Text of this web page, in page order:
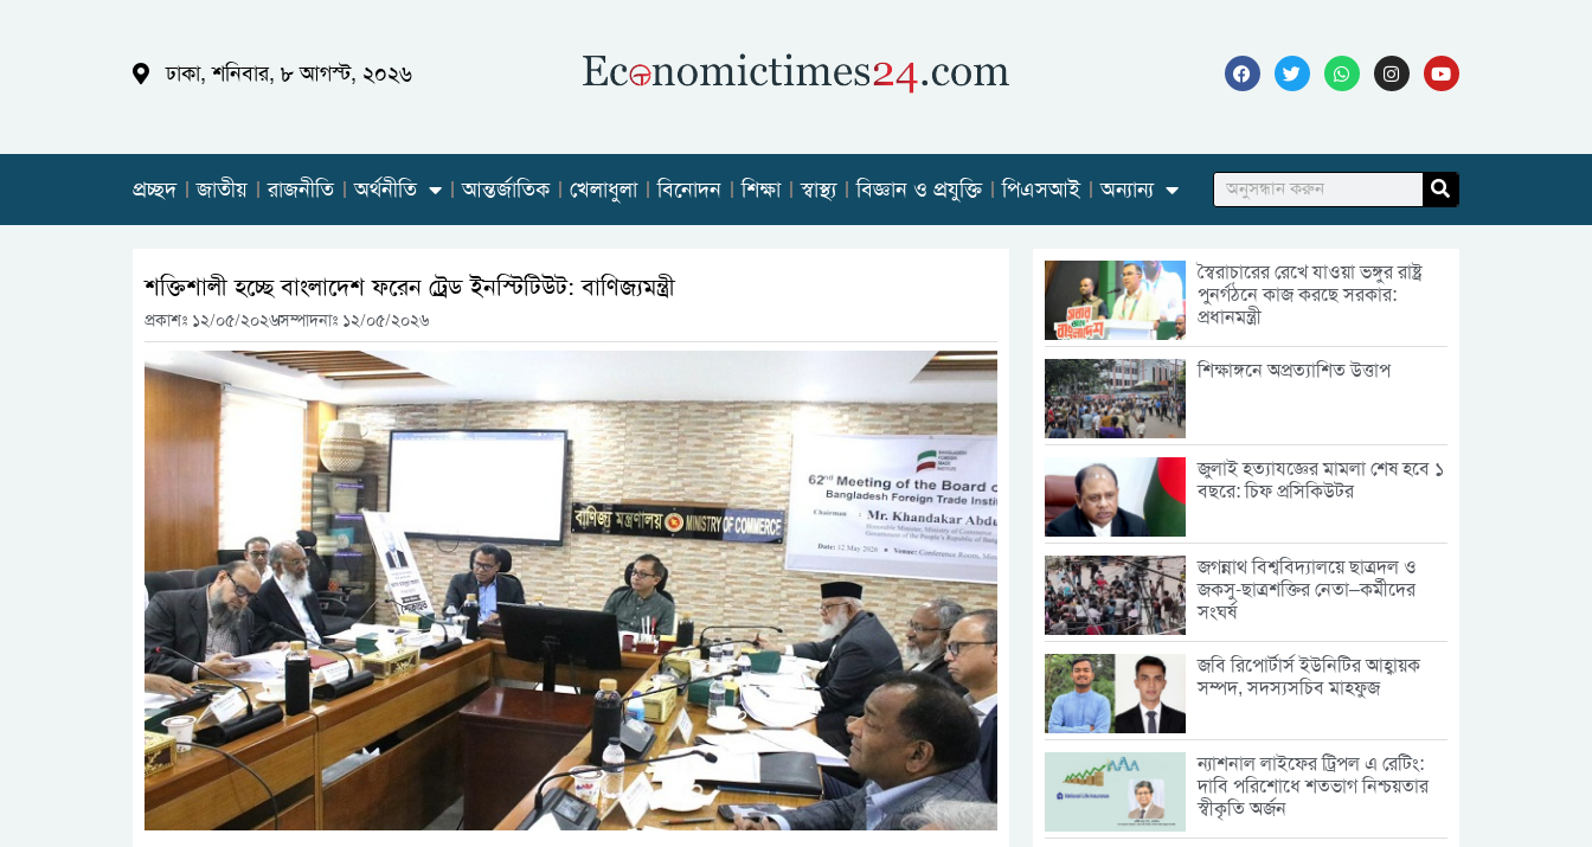
ঢাকা, শনিবার, ৮ আগস্ট, ২০২৬
প্রচ্ছদ জাতীয় রাজনীতি অর্থনীতি আন্তর্জাতিক খেলাধুলা বিনোদন শিক্ষা স্বাস্থ্য বিজ্ঞান ও প্রযুক্তি পিএসআই অন্যান্য
শক্তিশালী হচ্ছে বাংলাদেশ ফরেন ট্রেড ইনস্টিটিউট: বাণিজ্যমন্ত্রী
প্রকাশঃ ১২/০৫/২০২৬সম্পাদনাঃ ১২/০৫/২০২৬
স্বৈরাচারের রেখে যাওয়া ভঙ্গুর রাষ্ট্র
পুনর্গঠনে কাজ করছে সরকার:
প্রধানমন্ত্রী
শিক্ষাঙ্গনে অপ্রত্যাশিত উত্তাপ
জুলাই হত্যাযজ্ঞের মামলা শেষ হবে ১
বছরে: চিফ প্রসিকিউটর
জগন্নাথ বিশ্ববিদ্যালয়ে ছাত্রদল ও
জকসু-ছাত্রশক্তির নেতা–কর্মীদের
সংঘর্ষ
জবি রিপোর্টার্স ইউনিটির আহ্বায়ক
সম্পদ, সদস্যসচিব মাহফুজ
ন্যাশনাল লাইফের ট্রিপল এ রেটিং:
দাবি পরিশোধে শতভাগ নিশ্চয়তার
স্বীকৃতি অর্জন